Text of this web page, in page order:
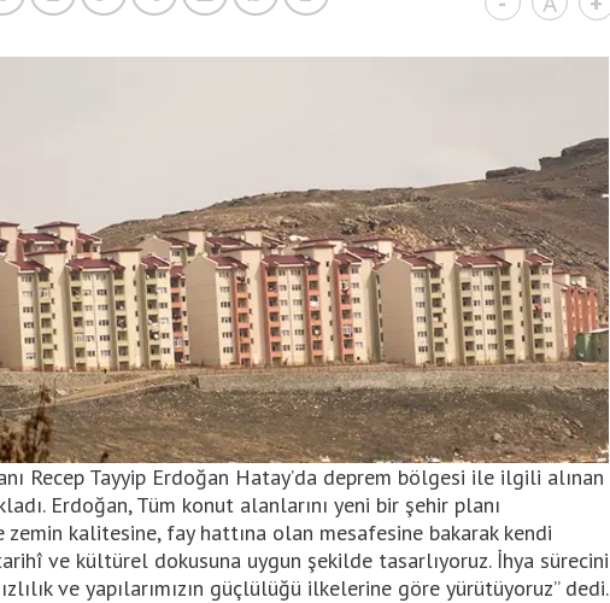
Recep Tayyip Erdoğan Hatay’da deprem bölgesi ile ilgili alınan
Erdoğan, Tüm konut alanlarını yeni bir şehir planı
zemin kalitesine, fay hattına olan mesafesine bakarak kendi
ve kültürel dokusuna uygun şekilde tasarlıyoruz. İhya sürecini
ve yapılarımızın güçlülüğü ilkelerine göre yürütüyoruz” dedi.